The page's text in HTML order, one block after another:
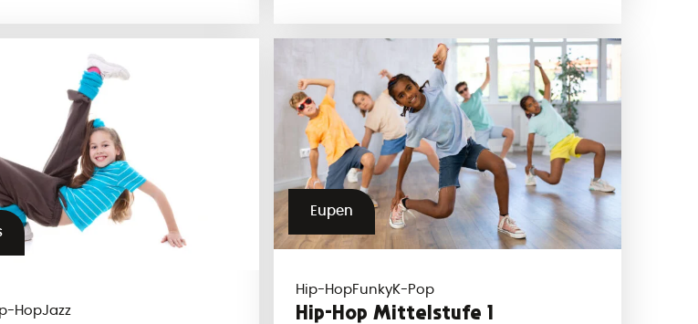
HopJazz
Eupen
Hip-HopFunkyK-Pop
Hip-Hop Mittelstufe 1